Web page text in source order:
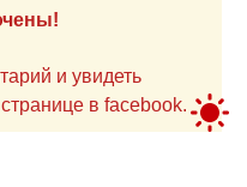
увидеть
в facebook.